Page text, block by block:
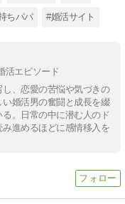
ちパパ #婚活サイト
活エピソード
、恋愛の苦悩や気づきの
婚活男の奮闘と成長を綴
。日常の中に潜む人のド
進めるほどに感情移入を